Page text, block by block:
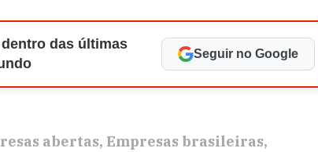
das últimas
Seguir no Google
abertas Empresas brasileiras